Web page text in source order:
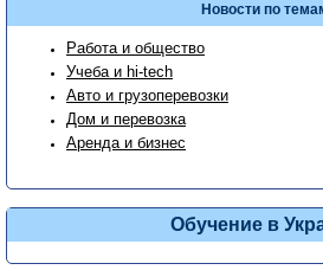
Новости по
Работа и общество
Учеба и hi-tech
Авто и грузоперевозки
Дом и перевозка
Аренда и бизнес
Обучение в